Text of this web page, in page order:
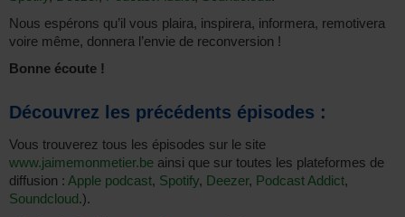
Nous espérons qu’il vous plaira, inspirera, informera, remotivera
voire même, donnera l’envie de reconversion !
Bonne écoute !
Découvrez les précédents épisodes :
Vous trouverez tous les épisodes sur le site
www.jaimemonmetier.be ainsi que sur toutes les plateformes de
diffusion : Apple podcast, Spotify, Deezer, Podcast Addict,
Soundcloud.).